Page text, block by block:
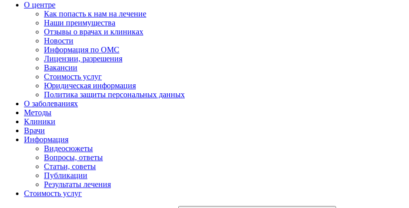
О центре
Как попасть к нам на лечение
Наши преимущества
Отзывы о врачах и клиниках
Новости
Информация по ОМС
Лицензии, разрешения
Вакансии
Стоимость услуг
Юридическая информация
Политика защиты персональных данных
О заболеваниях
Методы
Клиники
Врачи
Информация
Видеосюжеты
Вопросы, ответы
Статьи, советы
Публикации
Результаты лечения
Стоимость услуг